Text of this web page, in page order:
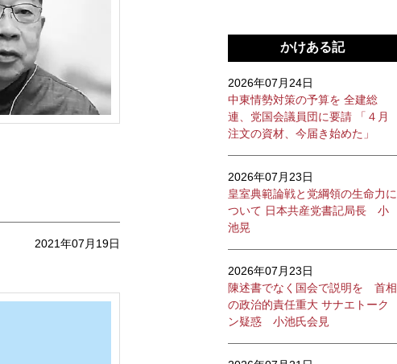
2021年07月19日
かけある記
2026年07月24日
中東情勢対策の予算を 全建総
連、党国会議員団に要請 「４月
注文の資材、今届き始めた」
2026年07月23日
皇室典範論戦と党綱領の生命力に
ついて 日本共産党書記局長 小
池晃
2026年07月23日
陳述書でなく国会で説明を 首相
の政治的責任重大 サナエトーク
ン疑惑 小池氏会見